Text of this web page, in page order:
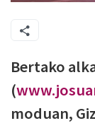
Bertako
(
moduan,